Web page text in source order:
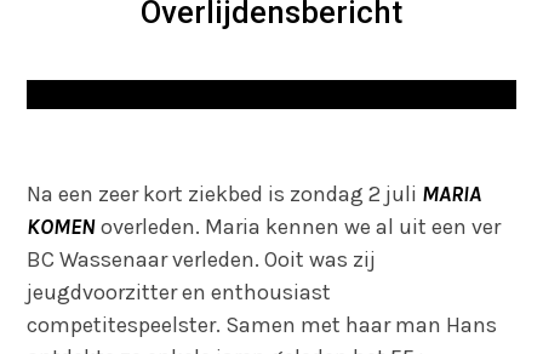
Overlijdensbericht
Na een zeer kort ziekbed is zondag 2 juli MARIA
KOMEN overleden. Maria kennen we al uit een ver
BC Wassenaar verleden. Ooit was zij
jeugdvoorzitter en enthousiast
competitespeelster. Samen met haar man Hans